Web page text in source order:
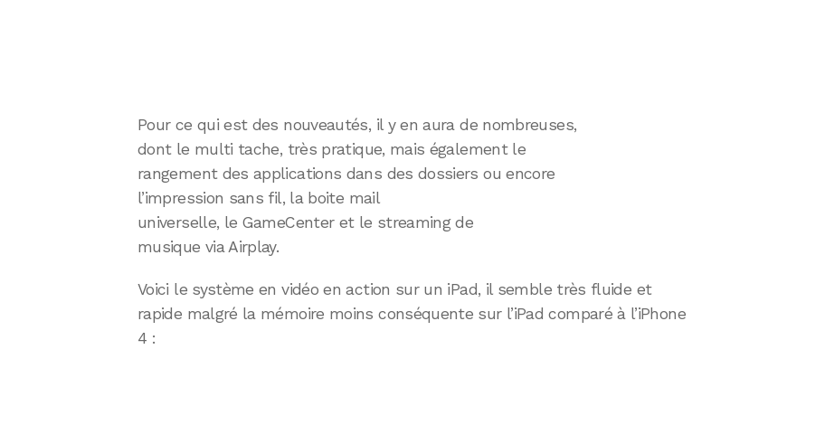
Pour ce qui est des nouveautés, il y en aura de nombreuses,
dont le multi tache, très pratique, mais également le
rangement des applications dans des dossiers ou encore
l’impression sans fil, la boite mail
universelle, le GameCenter et le streaming de
musique via Airplay.
Voici le système en vidéo en action sur un iPad, il semble très fluide et
rapide malgré la mémoire moins conséquente sur l’iPad comparé à l’iPhone
4 :